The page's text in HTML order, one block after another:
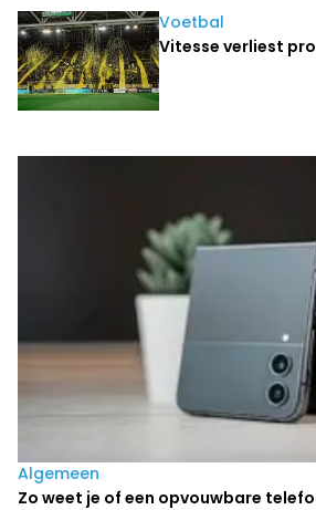
Voetbal
Vitesse verliest
Laatste nieuws
Algemeen
Zo weet je of een opvouwbare